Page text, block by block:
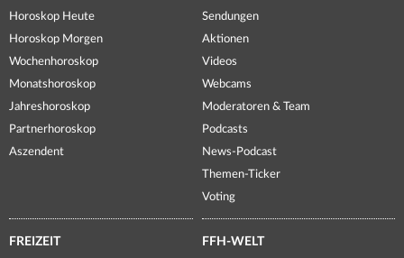
Horoskop Heute
Horoskop Morgen
Wochenhoroskop
Monatshoroskop
Jahreshoroskop
Partnerhoroskop
Aszendent
Sendungen
Aktionen
Videos
Webcams
Moderatoren & Team
Podcasts
News-Podcast
Themen-Ticker
Voting
FREIZEIT FFH-WELT